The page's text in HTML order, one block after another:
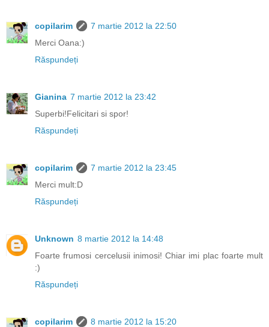
copilarim
7 martie 2012 la 22:50
Merci Oana:)
Răspundeți
Gianina 7 martie 2012 la 23:42
Superbi!Felicitari si spor!
Răspundeți
copilarim
7 martie 2012 la 23:45
Merci mult:D
Răspundeți
Unknown 8 martie 2012 la 14:48
Foarte frumosi cercelusii inimosi! Chiar imi plac foarte mult
:)
Răspundeți
copilarim
8 martie 2012 la 15:20